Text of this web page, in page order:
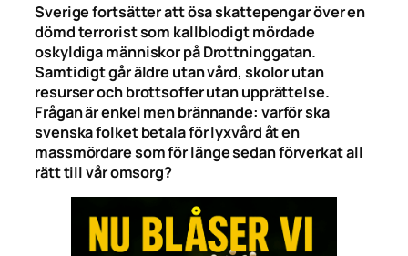
Sverige fortsätter att ösa skattepengar över en
dömd terrorist som kallblodigt mördade
oskyldiga människor på Drottninggatan.
Samtidigt går äldre utan vård, skolor utan
resurser och brottsoffer utan upprättelse.
Frågan är enkel men brännande: varför ska
svenska folket betala för lyxvård åt en
massmördare som för länge sedan förverkat all
rätt till vår omsorg?